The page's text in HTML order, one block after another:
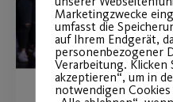
Marketingzwecke
umfasst die
auf Ihrem Endgerät,
personenbezogener
Verarbeitung. Klicken
akzeptieren“, um in
notwendigen